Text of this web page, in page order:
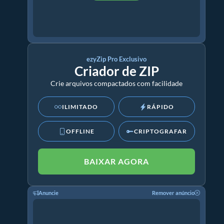
ezyZip Pro Exclusivo
Criador de ZIP
Crie arquivos compactados com facilidade
ILIMITADO RÁPIDO
OFFLINE CRIPTOGRAFAR
BAIXAR AGORA
Anuncie Remover anúncio